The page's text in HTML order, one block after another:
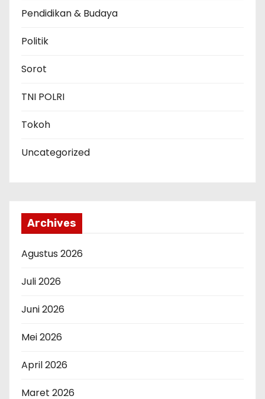
Pendidikan & Budaya
Politik
Sorot
TNI POLRI
Tokoh
Uncategorized
Archives
Agustus 2026
Juli 2026
Juni 2026
Mei 2026
April 2026
Maret 2026